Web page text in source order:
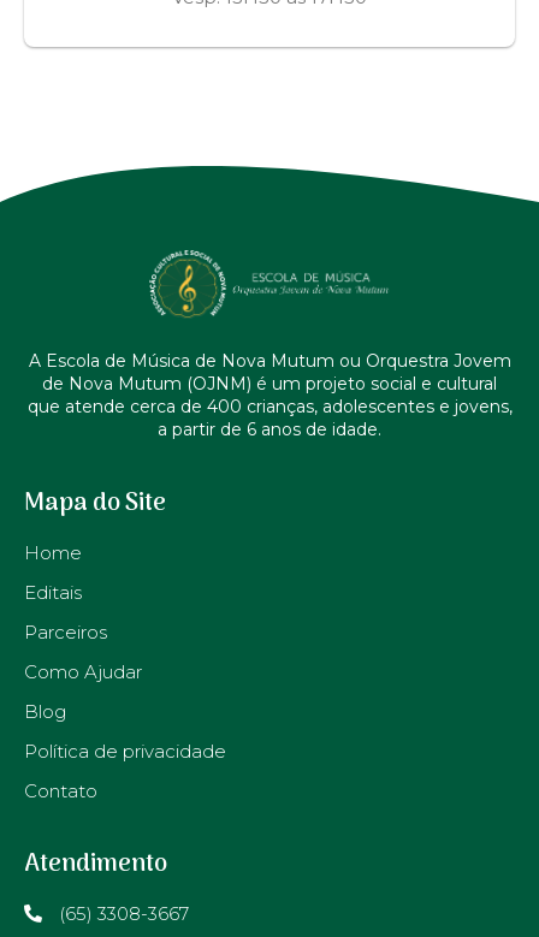
A Escola de Música de Nova Mutum ou Orquestra Jovem
de Nova Mutum (OJNM) é um projeto social e cultural
que atende cerca de 400 crianças, adolescentes e jovens,
a partir de 6 anos de idade.
Mapa do Site
Home
Editais
Parceiros
Como Ajudar
Blog
Política de privacidade
Contato
Atendimento
(65) 3308-3667